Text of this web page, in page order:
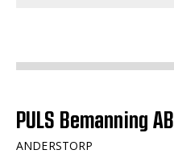
PULS Bemanning AB
ANDERSTORP